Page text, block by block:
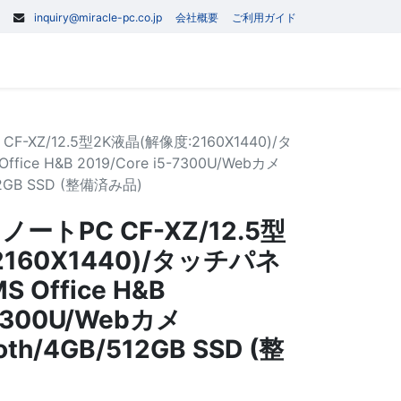
inquiry@miracle-pc.co.jp 会社概要 ご利用ガイド
XZ/12.5型2K液晶(解像度:2160X1440)/タ
H&B 2019/Core i5-7300U/Webカメ
SSD (整備済み品)
ートPC CF-XZ/12.5型
タッチパネ
Office H&B
Webカメ
4GB/512GB SSD (整